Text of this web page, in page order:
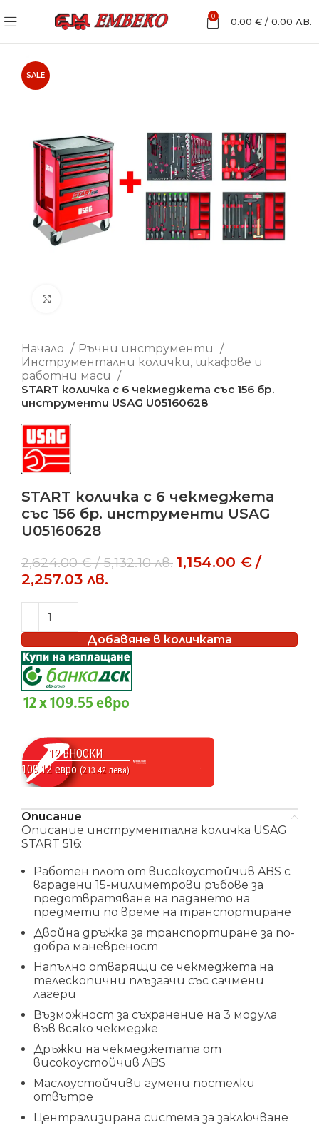
0 0.00 € / 0.00 ЛВ.
SALE
Начало
Ръчни инструменти
Инструментални колички, шкафове и
работни маси
START количка с 6 чекмеджета със 156 бр.
инструменти USAG U05160628
START количка с 6 чекмеджета
със 156 бр. инструменти USAG
U05160628
2,624.00€ /5,132.10лв. 1,154.00 € /
2,257.03 лв.
Добавяне в количката
12 x 109.55 евро
12 ВНОСКИ
109.12 евро (213.42 лева)
Описание
Описание инструментална количка USAG
START 516:
Работен плот от високоустойчив ABS с
вградени 15-милиметрови ръбове за
предотвратяване на падането на
предмети по време на транспортиране
Двойна дръжка за транспортиране за по-
добра маневреност
Напълно отварящи се чекмеджета на
телескопични плъзгачи със сачмени
лагери
Възможност за съхранение на 3 модула
във всяко чекмедже
Дръжки на чекмеджетата от
високоустойчив ABS
Маслоустойчиви гумени постелки
отвътре
Централизирана система за заключване